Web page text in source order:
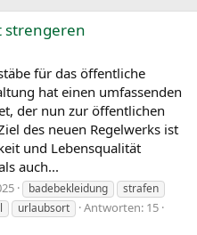
strengeren
für das öffentliche
hat einen umfassenden
der nun zur öffentlichen
des neuen Regelwerks ist
und Lebensqualität
auch...
badebekleidung
strafen
urlaubsort
Antworten: 15